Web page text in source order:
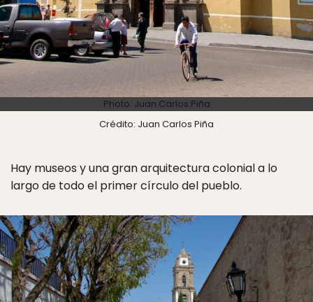
Photo: Juan Carlos Piña
Crédito: Juan Carlos Piña
Hay museos y una gran arquitectura colonial a lo
largo de todo el primer círculo del pueblo.